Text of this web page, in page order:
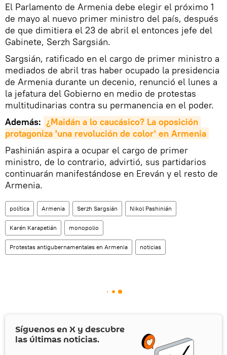
El Parlamento de Armenia debe elegir el próximo 1
de mayo al nuevo primer ministro del país, después
de que dimitiera el 23 de abril el entonces jefe del
Gabinete, Serzh Sargsián.
Sargsián, ratificado en el cargo de primer ministro a
mediados de abril tras haber ocupado la presidencia
de Armenia durante un decenio, renunció el lunes a
la jefatura del Gobierno en medio de protestas
multitudinarias contra su permanencia en el poder.
Además: ¿Maidán a lo caucásico? La oposición
protagoniza 'una revolución de color' en Armenia
Pashinián aspira a ocupar el cargo de primer
ministro, de lo contrario, advirtió, sus partidarios
continuarán manifestándose en Ereván y el resto de
Armenia.
política Armenia Serzh Sargsián Nikol Pashinián
Karén Karapetián monopolio
Protestas antigubernamentales en Armenia noticias
Síguenos en X y descubre
las últimas noticias.